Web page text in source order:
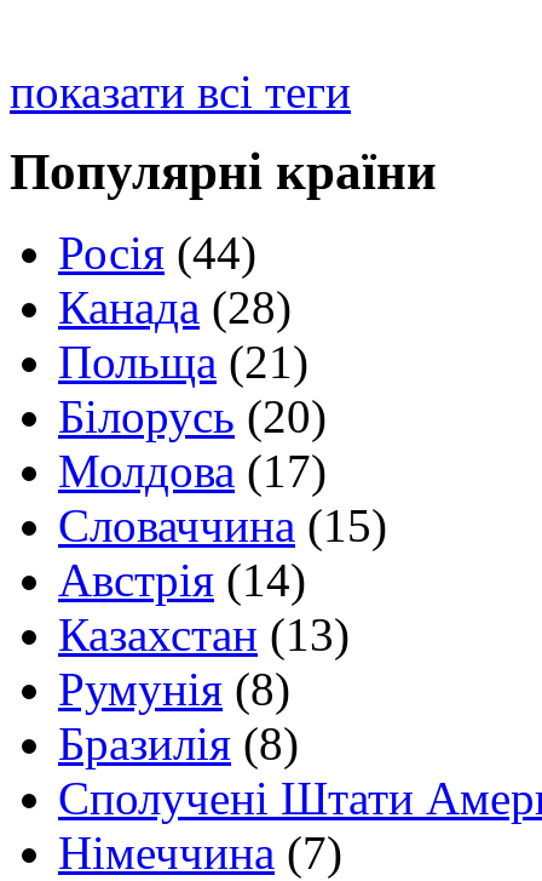
показати всі теги
Популярні країни
Росія (44)
Канада (28)
Польща (21)
Білорусь (20)
Молдова (17)
Словаччина (15)
Австрія (14)
Казахстан (13)
Румунія (8)
Бразилія (8)
Сполучені Штати
Німеччина (7)